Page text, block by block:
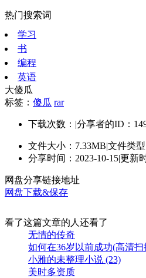
热门搜索词
学习
书
编程
英语
大傻瓜
标签： 傻瓜 rar
下载次数： |分享者的ID：
文件大小：7.33MB|文件类
分享时间：2023-10-15|更新
网盘分享链接地址
网盘下载&保存
看了这篇文章的人还看了
无情的传奇
如何在36岁以前成功(高清扫
小雅的未整理小说 (23)
美时多资质